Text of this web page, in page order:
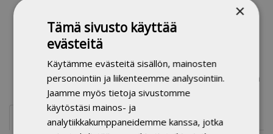
Produktgrupp:
Sibelius-Akademins publikationer
Bibliotekssignum: 78.1 Musikforskning
accompaniment, musical form, musical
dramaturgy, artistic research, improvisation
×
Tämä sivusto käyttää
evästeitä
Käytämme evästeitä sisällön, mainosten
personointiin ja liikenteemme analysointiin.
Jaamme myös tietoja sivustomme
käytöstäsi mainos- ja
analytiikkakumppaneidemme kanssa, jotka